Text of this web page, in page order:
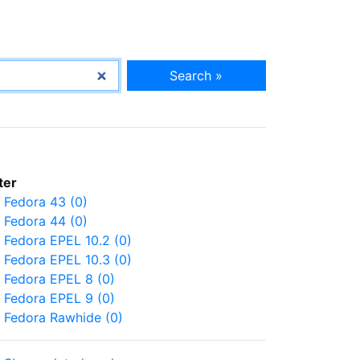
Search »
Fedora 43 (0)
Fedora 44 (0)
Fedora EPEL 10.2 (0)
Fedora EPEL 10.3 (0)
Fedora EPEL 8 (0)
Fedora EPEL 9 (0)
Fedora Rawhide (0)